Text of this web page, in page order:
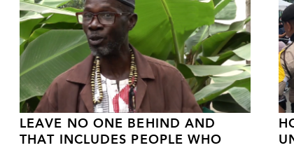
LEAVE NO ONE BEHIND AND
THAT INCLUDES PEOPLE WHO